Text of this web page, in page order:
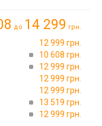
до 14 299 грн.
12 999 грн.
10 608 грн.
12 999 грн.
12 999 грн.
12 999 грн.
13 519 грн.
12 999 грн.